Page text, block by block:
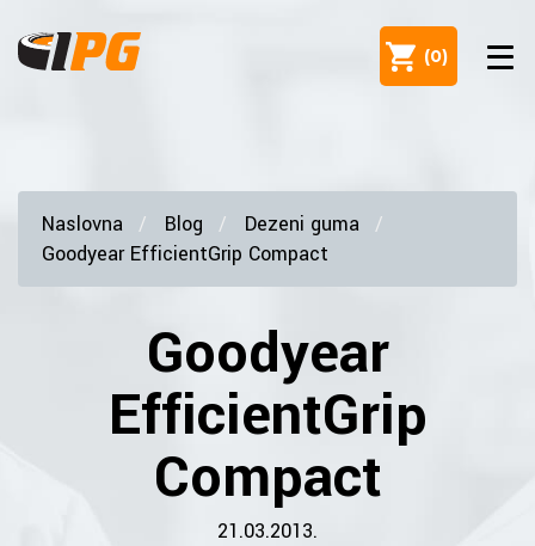
(0)
Naslovna Blog
Dezeni guma
Goodyear EfficientGrip Compact
Goodyear
EfficientGrip
Compact
21.03.2013.